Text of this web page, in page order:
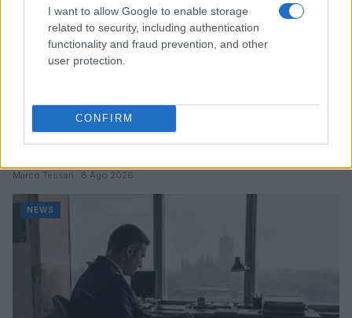
I want to allow Google to enable storage
related to security, including authentication
functionality and fraud prevention, and other
user protection.
CONFIRM
Come scegliere le scarpe da running donna: comfort
Marco Tessari · 8 Ago 2026
NEWS